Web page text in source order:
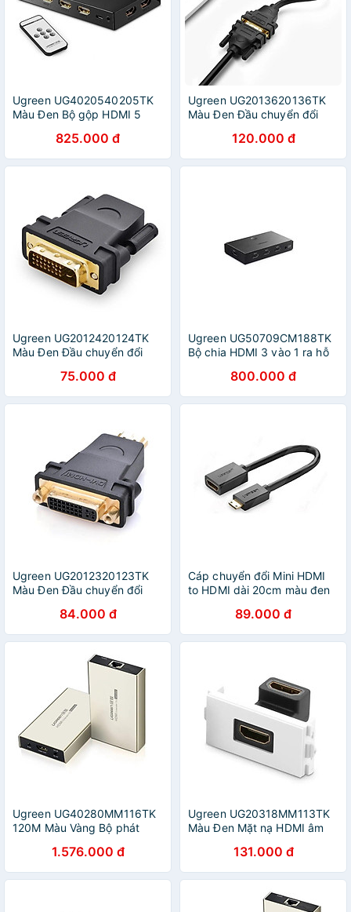
Ugreen UG4020540205TK
Màu Đen Bộ gộp HDMI 5
HÀNG CHÍNH HÃNG
825.000 đ
Ugreen UG2013620136TK
Màu Đen Đầu chuyển đổi
HÀNG CHÍNH HÃNG
120.000 đ
Ugreen UG2012420124TK
Màu Đen Đầu chuyển đổi
HÀNG CHÍNH HÃNG
75.000 đ
Ugreen UG50709CM188TK
Bộ chia HDMI 3 vào 1 ra hỗ
800.000 đ
Ugreen UG2012320123TK
Màu Đen Đầu chuyển đổi
HÀNG CHÍNH HÃNG
84.000 đ
Cáp chuyển đổi Mini HDMI
to HDMI dài 20cm màu đen
chính hãng89.000 đ
Ugreen UG40280MM116TK
120M Màu Vàng Bộ phát
6 - HÀNG CHÍNH HÃNG
1.576.000 đ
Ugreen UG20318MM113TK
Màu Đen Mặt nạ HDMI âm
HÀNG CHÍNH HÃNG
131.000 đ